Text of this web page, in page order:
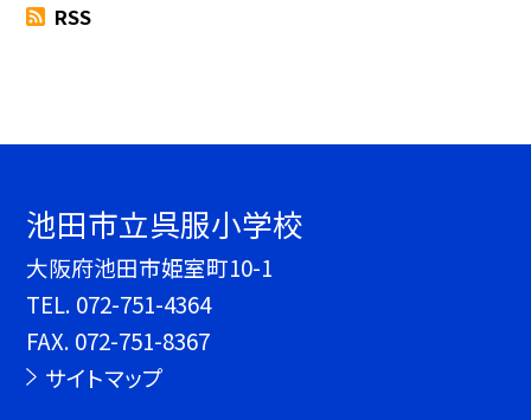
RSS
池田市立呉服小学校
大阪府池田市姫室町10-1
TEL. 072-751-4364
FAX. 072-751-8367
サイトマップ